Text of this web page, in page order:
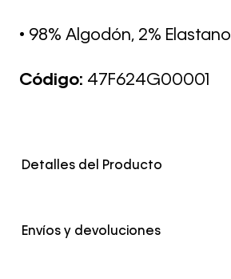
• 98% Algodón, 2% Elastano
Código: 47F624G00001
Detalles del Producto
Genero Mujer
Envíos y devoluciones